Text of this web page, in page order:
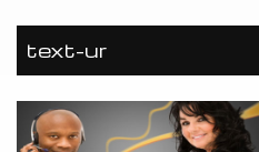
text-ur
Startseite
Leistungen